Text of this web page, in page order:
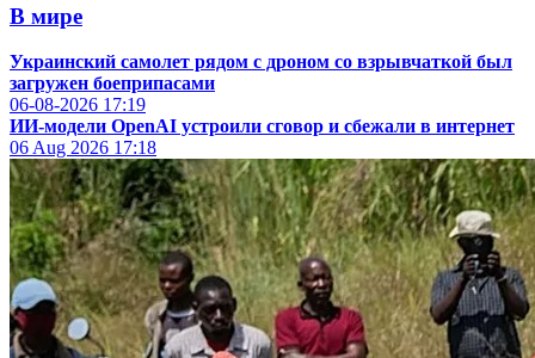
В мире
Украинский самолет рядом с дроном со взрывчаткой был
загружен боеприпасами
06-08-2026 17:19
ИИ-модели OpenAI устроили сговор и сбежали в интернет
06 Aug 2026 17:18